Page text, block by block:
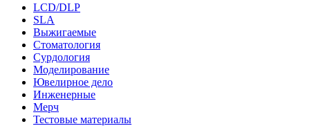
LCD/DLP
SLA
Выжигаемые
Стоматология
Сурдология
Моделирование
Ювелирное дело
Инженерные
Мерч
Тестовые материалы